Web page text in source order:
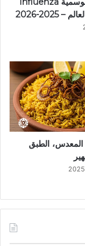
الطبق